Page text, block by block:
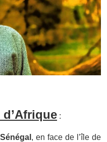
:
, en face de l’île de